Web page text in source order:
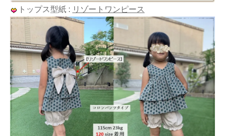
トップス型紙 : リゾートワンピース